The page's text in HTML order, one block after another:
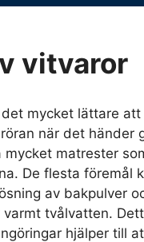
vitvaror
mycket lättare att
när det händer
matrester
De flesta föremål
av bakpulver
tvålvatten.
hjälper till